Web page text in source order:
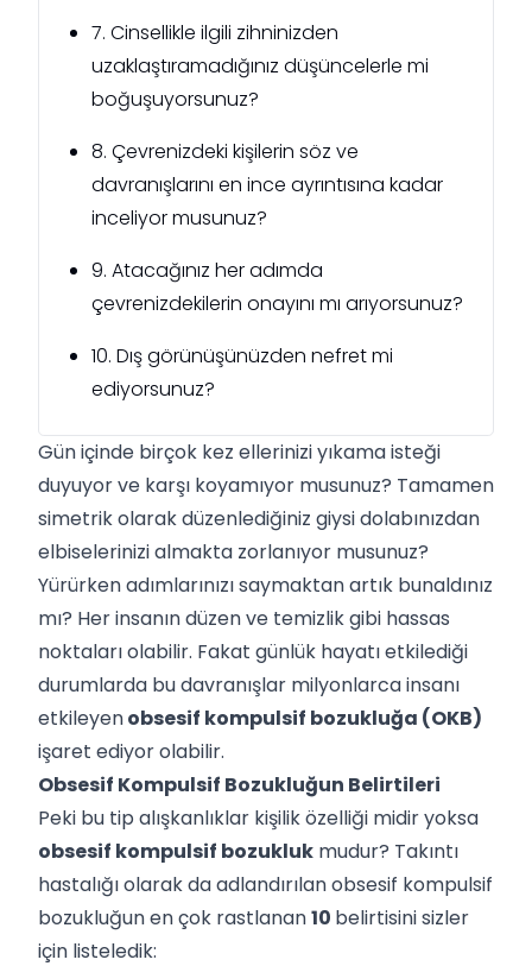
7. Cinsellikle ilgili zihninizden
uzaklaştıramadığınız düşüncelerle mi
boğuşuyorsunuz?
8. Çevrenizdeki kişilerin söz ve
davranışlarını en ince ayrıntısına kadar
inceliyor musunuz?
9. Atacağınız her adımda
çevrenizdekilerin onayını mı arıyorsunuz?
10. Dış görünüşünüzden nefret mi
ediyorsunuz?
Gün içinde birçok kez ellerinizi yıkama isteği
duyuyor ve karşı koyamıyor musunuz? Tamamen
simetrik olarak düzenlediğiniz giysi dolabınızdan
elbiselerinizi almakta zorlanıyor musunuz?
Yürürken adımlarınızı saymaktan artık bunaldınız
mı? Her insanın düzen ve temizlik gibi hassas
noktaları olabilir. Fakat günlük hayatı etkilediği
durumlarda bu davranışlar milyonlarca insanı
etkileyenobsesif kompulsif bozukluğa (OKB)
işaret ediyor olabilir.
Obsesif Kompulsif Bozukluğun Belirtileri
Peki bu tip alışkanlıklar kişilik özelliği midir yoksa
obsesif kompulsif bozukluk mudur? Takıntı
hastalığı olarak da adlandırılan obsesif kompulsif
bozukluğun en çok rastlanan10 belirtisini sizler
için listeledik: